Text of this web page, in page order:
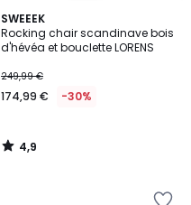
SWEEEK
Rocking chair scandinave bois
d'hévéa et bouclette LORENS
249,99 €
174,99 € -30%
4,9
/ 5
4,9
/